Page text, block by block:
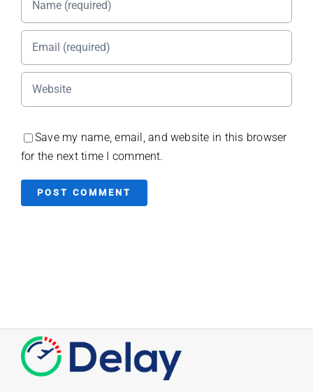
Save my name, email, and website in this browser
for the next time I comment.